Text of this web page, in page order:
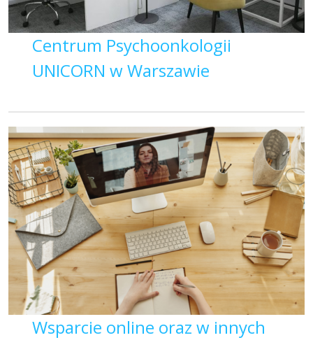
Centrum Psychoonkologii
UNICORN w Warszawie
Wsparcie online oraz w innych